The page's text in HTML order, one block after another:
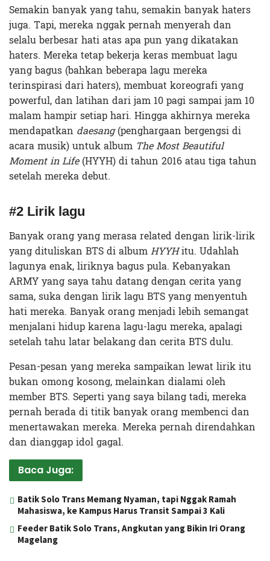
Semakin banyak yang tahu, semakin banyak haters
juga. Tapi, mereka nggak pernah menyerah dan
selalu berbesar hati atas apa pun yang dikatakan
haters. Mereka tetap bekerja keras membuat lagu
yang bagus (bahkan beberapa lagu mereka
terinspirasi dari haters), membuat koreografi yang
powerful, dan latihan dari jam 10 pagi sampai jam 10
malam hampir setiap hari. Hingga akhirnya mereka
mendapatkan daesang(penghargaan bergengsi di
acara musik) untuk album The Most Beautiful
Moment in Life(HYYH) di tahun 2016 atau tiga tahun
setelah mereka debut.
#2 Lirik lagu
Banyak orang yang merasa related dengan lirik-lirik
yang dituliskan BTS di albumHYYHitu. Udahlah
lagunya enak, liriknya bagus pula. Kebanyakan
ARMY yang saya tahu datang dengan cerita yang
sama, suka dengan lirik lagu BTS yang menyentuh
hati mereka. Banyak orang menjadi lebih semangat
menjalani hidup karena lagu-lagu mereka, apalagi
setelah tahu latar belakang dan cerita BTS dulu.
Pesan-pesan yang mereka sampaikan lewat lirik itu
bukan omong kosong, melainkan dialami oleh
member BTS. Seperti yang saya bilang tadi, mereka
pernah berada di titik banyak orang membenci dan
menertawakan mereka. Mereka pernah direndahkan
dan dianggap idol gagal.
Baca Juga:
Batik Solo Trans Memang Nyaman, tapi Nggak Ramah
Mahasiswa, ke Kampus Harus Transit Sampai 3 Kali
Feeder Batik Solo Trans, Angkutan yang Bikin Iri Orang
Magelang